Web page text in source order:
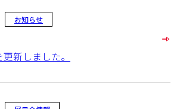
お知らせ
新しました。